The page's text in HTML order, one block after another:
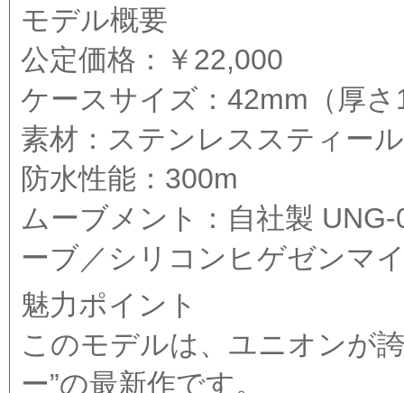
モデル概要
公定価格：￥22,000
ケースサイズ：42mm（厚
素材：ステンレススティール
防水性能：300m
ムーブメント：自社製
ーブ／シリコンヒゲゼンマ
魅力ポイント
このモデルは、ユニオンが
ー”の最新作です。